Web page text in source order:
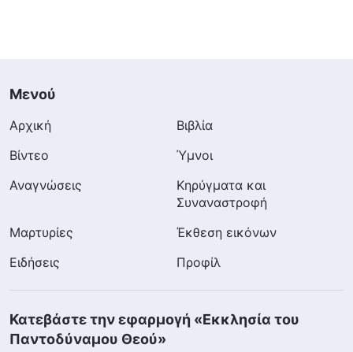
Μενού
Αρχική
Βιβλία
Βίντεο
Ύμνοι
Αναγνώσεις
Κηρύγματα και
Συναναστροφή
Μαρτυρίες
Έκθεση εικόνων
Ειδήσεις
Προφίλ
Κατεβάστε την εφαρμογή «Εκκλησία του
Παντοδύναμου Θεού»